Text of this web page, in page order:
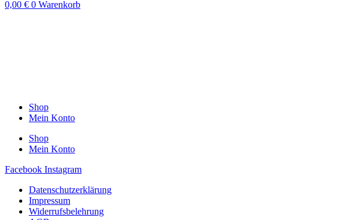
0,00 € 0 Warenkorb
Shop
Mein Konto
Shop
Mein Konto
Facebook Instagram
Datenschutzerklärung
Impressum
Widerrufsbelehrung